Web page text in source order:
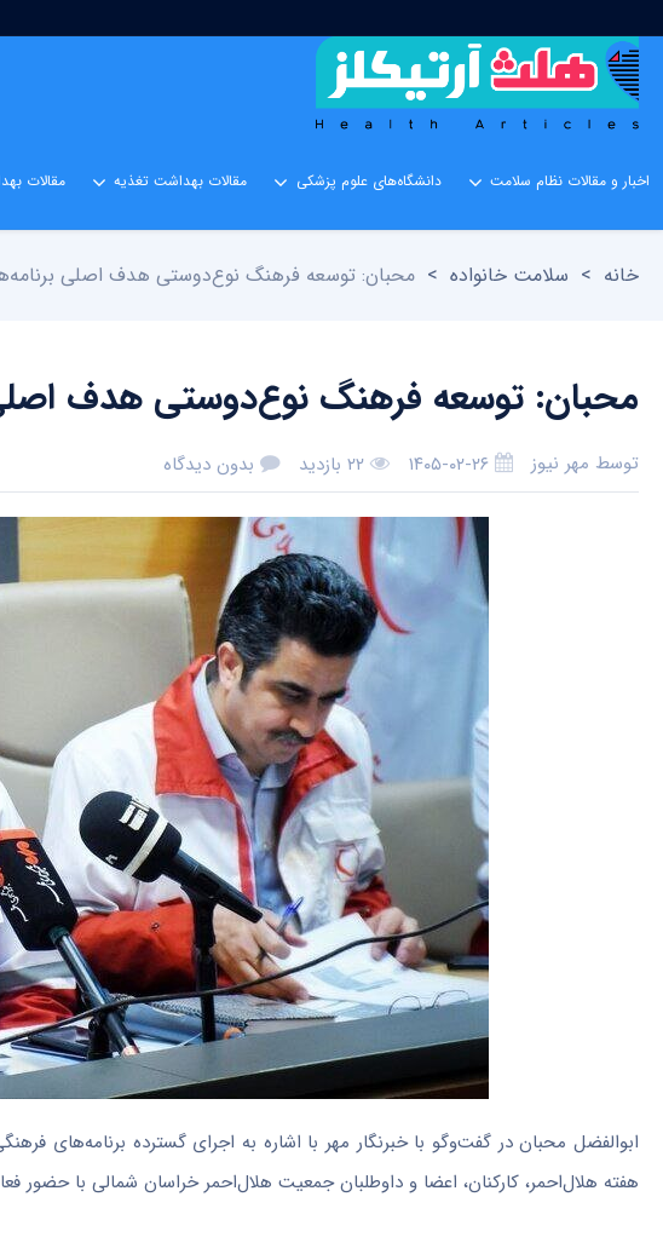
اخبار و مقالات نظام سلامت دانشگاه‌های علوم پزشکی مقالات بهداشت تغذیه مقالات
خانه > سلامت خانواده > محبان: توسعه فرهنگ نوع‌دوستی هدف اصلی
محبان: توسعه فرهنگ نوع‌دوستی هدف اصلی
توسط مهر نیوز ۱۴۰۵-۰۲-۲۶ ۲۲ بازدید بدون دیدگاه
ابوالفضل محبان در گفت‌وگو با خبرنگار مهر با اشاره به اجرای گسترده برنامه‌های
هفته هلال‌احمر، کارکنان، اعضا و داوطلبان جمعیت هلال‌احمر خراسان شمالی با حضور